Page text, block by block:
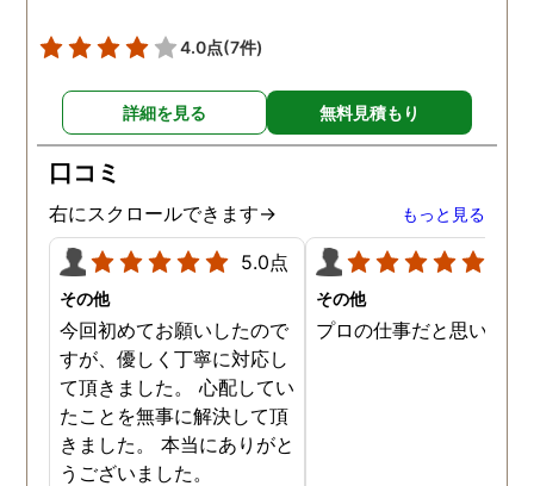
す。 探偵社で悩まされてい
る方は、こちらをお勧めい
たします。
た。 一般的な探偵を雇
かかる費用の相場を他で
いたよりも随分と価格も
拠の映像もとても鮮明で
っかり証拠を獲得するこ
ができ、とてもありがた
ったです。 その後のフ
ーも含めですが、相談さ
ていただくと親身に相談
4.0点(7件)
詳細を見る 無料見積もり
口コミ
右にスクロールできます→ もっと見る
5.0点
その他
今回初めてお願いしたので
すが、優しく丁寧に対応し
て頂きました。 心配してい
たことを無事に解決して頂
きました。 本当にありがと
うございました。
その他
プロの仕事だと思います